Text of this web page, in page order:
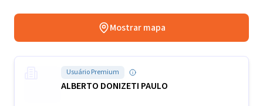
Mostrar mapa
Usuário Premium
ALBERTO DONIZETI PAULO